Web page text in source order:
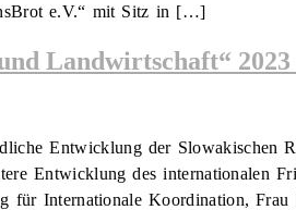
e.V.“ mit Sitz in […]
Landwirtschaft“
Entwicklung der Slowakischen
Entwicklung des internationalen
für Internationale Koordination,